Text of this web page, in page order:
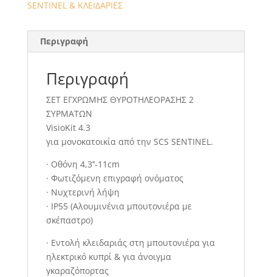
SENTINEL & ΚΛΕΙΔΑΡΙΕΣ
Περιγραφή
Περιγραφή
ΣΕΤ ΕΓΧΡΩΜΗΣ ΘΥΡΟΤΗΛΕΟΡΑΣΗΣ 2
ΣΥΡΜΑΤΩΝ
VisioKit 4.3
για μονοκατοικία από την SCS SENTINEL.
· Οθόνη 4,3’’-11cm
· Φωτιζόμενη επιγραφή ονόματος
· Νυχτερινή λήψη
· IP55 (Αλουμινένια μπουτονιέρα με
σκέπαστρο)
· Εντολή κλειδαριάς στη μπουτονιέρα για
ηλεκτρικό κυπρί & για άνοιγμα
γκαραζόπορτας